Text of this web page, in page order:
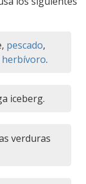
pescado,
herbívoro.
iceberg.
verduras